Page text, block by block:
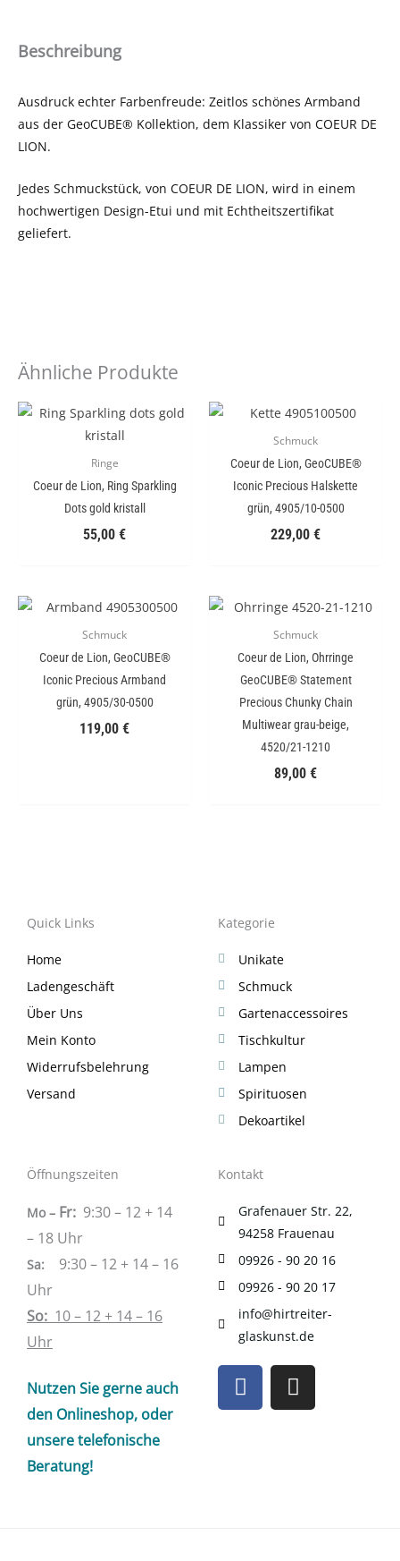
Beschreibung
Ausdruck echter Farbenfreude: Zeitlos schönes Armband
aus der GeoCUBE® Kollektion, dem Klassiker von COEUR DE
LION.
Jedes Schmuckstück, von COEUR DE LION, wird in einem
hochwertigen Design-Etui und mit Echtheitszertifikat
geliefert.
Ähnliche Produkte
Ringe
Coeur de Lion, Ring Sparkling
Dots gold kristall
55,00 €
Schmuck
Coeur de Lion, GeoCUBE®
Iconic Precious Halskette
grün, 4905/10-0500
229,00 €
Schmuck
Coeur de Lion, GeoCUBE®
Iconic Precious Armband
grün, 4905/30-0500
119,00 €
Schmuck
Coeur de Lion, Ohrringe
GeoCUBE® Statement
Precious Chunky Chain
Multiwear grau-beige,
4520/21-1210
89,00 €
Quick Links
Home
Ladengeschäft
Über Uns
Mein Konto
Widerrufsbelehrung
Versand
Kategorie
Unikate
Schmuck
Gartenaccessoires
Tischkultur
Lampen
Spirituosen
Dekoartikel
Öffnungszeiten
Mo – Fr: 9:30 – 12 + 14
– 18 Uhr
Sa: 9:30 – 12 + 14 – 16
Uhr
So: 10 – 12 + 14 – 16
Uhr
Nutzen Sie gerne auch
den Onlineshop, oder
unsere telefonische
Beratung!
Kontakt
Grafenauer Str. 22,
94258 Frauenau
09926 - 90 20 16
09926 - 90 20 17
info@hirtreiter-
glaskunst.de
F
a
c
I
n
s